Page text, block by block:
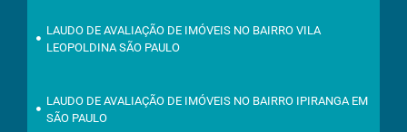
LAUDO DE AVALIAÇÃO DE IMÓVEIS NO BAIRRO VILA
LEOPOLDINA SÃO PAULO
LAUDO DE AVALIAÇÃO DE IMÓVEIS NO BAIRRO IPIRANGA EM
SÃO PAULO